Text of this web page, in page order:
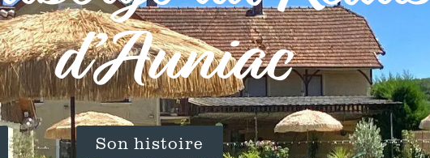
d’Auniac
Son histoire